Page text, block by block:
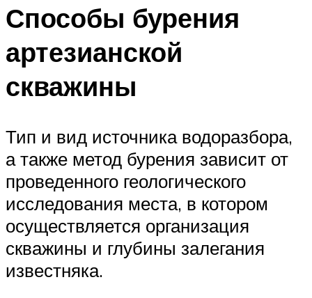
Способы бурения
артезианской
скважины
Тип и вид источника водоразбора,
а также метод бурения зависит от
проведенного геологического
исследования места, в котором
осуществляется организация
скважины и глубины залегания
известняка.